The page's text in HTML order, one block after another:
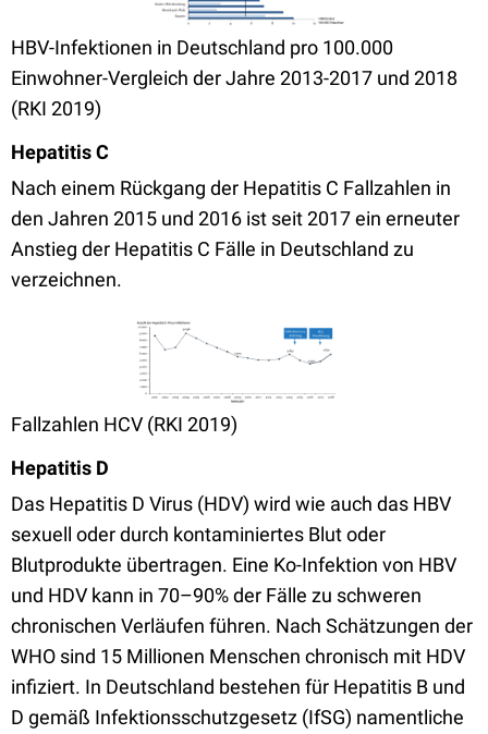
HBV-Infektionen in Deutschland pro 100.000
Einwohner-Vergleich der Jahre 2013-2017 und 2018
(RKI 2019)
Hepatitis C
Nach einem Rückgang der Hepatitis C Fallzahlen in
den Jahren 2015 und 2016 ist seit 2017 ein erneuter
Anstieg der Hepatitis C Fälle in Deutschland zu
verzeichnen.
Fallzahlen HCV (RKI 2019)
Hepatitis D
Das Hepatitis D Virus (HDV) wird wie auch das HBV
sexuell oder durch kontaminiertes Blut oder
Blutprodukte übertragen. Eine Ko-Infektion von HBV
und HDV kann in 70–90% der Fälle zu schweren
chronischen Verläufen führen. Nach Schätzungen der
WHO sind 15 Millionen Menschen chronisch mit HDV
infiziert. In Deutschland bestehen für Hepatitis B und
D gemäß Infektionsschutzgesetz (IfSG) namentliche